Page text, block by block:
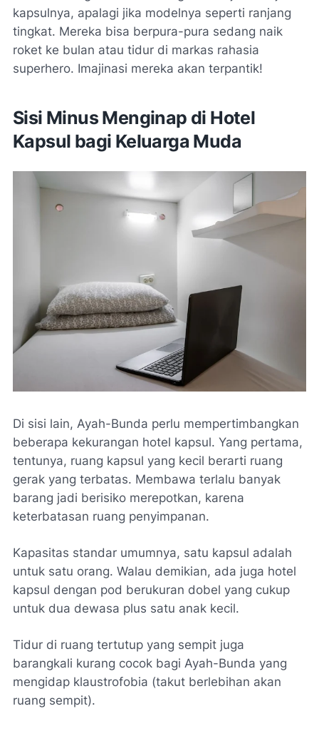
kapsulnya, apalagi jika modelnya seperti ranjang
tingkat. Mereka bisa berpura-pura sedang naik
roket ke bulan atau tidur di markas rahasia
superhero. Imajinasi mereka akan terpantik!
Sisi Minus Menginap di Hotel
Kapsul bagi Keluarga Muda
Di sisi lain, Ayah-Bunda perlu mempertimbangkan
beberapa kekurangan hotel kapsul. Yang pertama,
tentunya, ruang kapsul yang kecil berarti ruang
gerak yang terbatas. Membawa terlalu banyak
barang jadi berisiko merepotkan, karena
keterbatasan ruang penyimpanan.
Kapasitas standar umumnya, satu kapsul adalah
untuk satu orang. Walau demikian, ada juga hotel
kapsul dengan pod berukuran dobel yang cukup
untuk dua dewasa plus satu anak kecil.
Tidur di ruang tertutup yang sempit juga
barangkali kurang cocok bagi Ayah-Bunda yang
mengidap klaustrofobia (takut berlebihan akan
ruang sempit).